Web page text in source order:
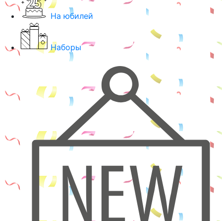
На юбилей
Наборы